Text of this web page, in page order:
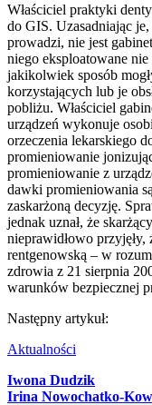
Właściciel praktyki
do GIS. Uzasadniając
prowadzi, nie jest
niego eksploatowane
jakikolwiek sposób
korzystających lub je
pobliżu. Właściciel
urządzeń wykonuje
orzeczenia lekarskiego
promieniowanie
promieniowanie z
dawki promieniowania
zaskarżoną decyzję.
jednak uznał, że
nieprawidłowo
rentgenowską – w
zdrowia z 21 sierpnia
warunków bezpiecznej
Następny artykuł:
Aktualności
Iwona Dudzik
Irina Nowochatko-